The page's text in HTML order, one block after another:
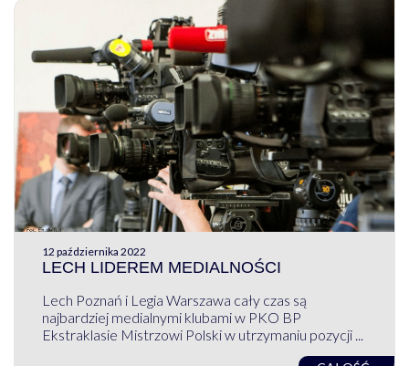
12 października 2022
LECH LIDEREM MEDIALNOŚCI
Lech Poznań i Legia Warszawa cały czas są
najbardziej medialnymi klubami w PKO BP
Ekstraklasie Mistrzowi Polski w utrzymaniu pozycji ...